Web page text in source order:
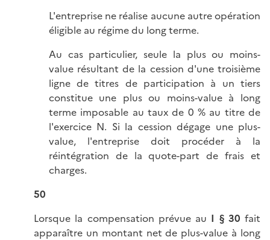
L'entreprise ne réalise aucune autre opération
éligible au régime du long terme.
Au cas particulier, seule la plus ou moins-
value résultant de la cession d'une troisième
ligne de titres de participation à un tiers
constitue une plus ou moins-value à long
terme imposable au taux de 0 % au titre de
l'exercice N. Si la cession dégage une plus-
value, l'entreprise doit procéder à la
réintégration de la quote-part de frais et
charges.
50
Lorsque la compensation prévue au I § 30 fait
apparaître un montant net de plus-value à long